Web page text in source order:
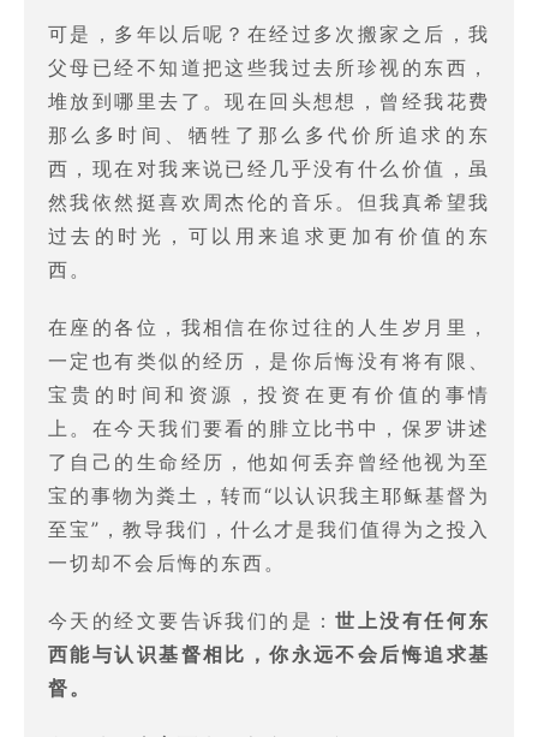
可是，多年以后呢？在经过多次搬家之后，我
父母已经不知道把这些我过去所珍视的东西，
堆放到哪里去了。现在回头想想，曾经我花费
那么多时间、牺牲了那么多代价所追求的东
西，现在对我来说已经几乎没有什么价值，虽
然我依然挺喜欢周杰伦的音乐。但我真希望我
过去的时光，可以用来追求更加有价值的东
西。
在座的各位，我相信在你过往的人生岁月里，
一定也有类似的经历，是你后悔没有将有限、
宝贵的时间和资源，投资在更有价值的事情
上。在今天我们要看的腓立比书中，保罗讲述
了自己的生命经历，他如何丢弃曾经他视为至
宝的事物为粪土，转而“以认识我主耶稣基督为
至宝”，教导我们，什么才是我们值得为之投入
一切却不会后悔的东西。
今天的经文要告诉我们的是：世上没有任何东
西能与认识基督相比，你永远不会后悔追求基
督。